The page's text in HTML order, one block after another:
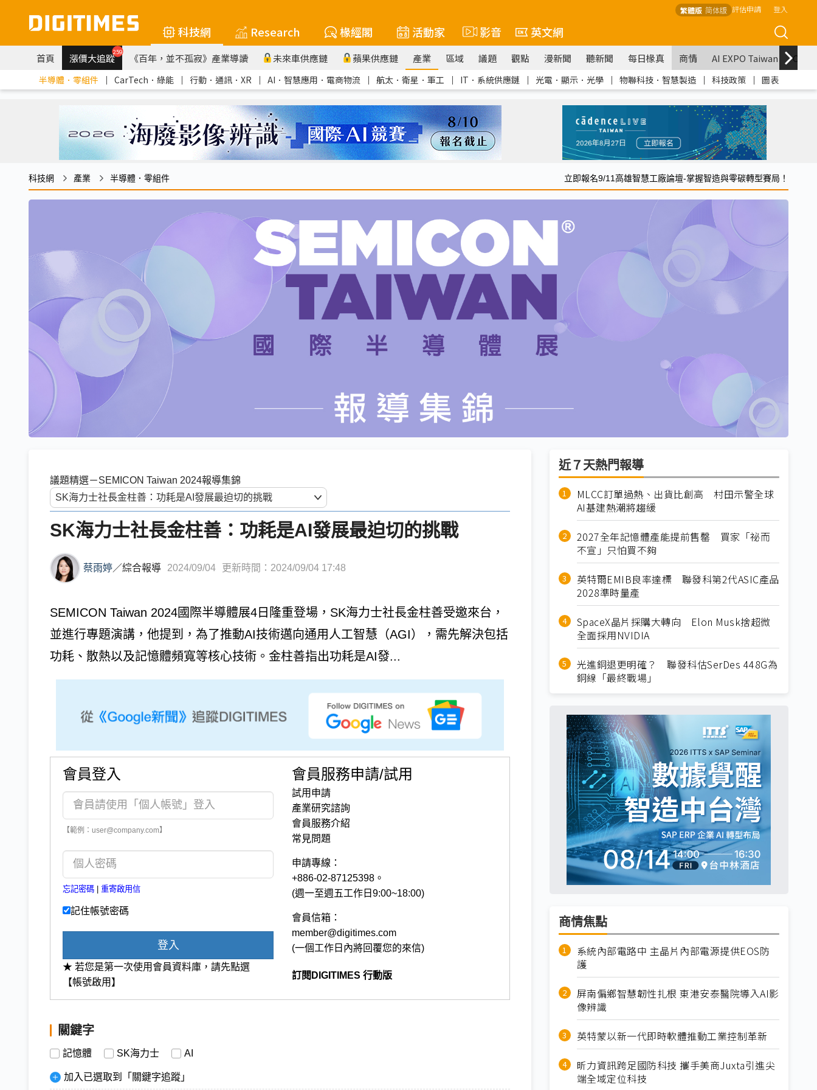
繁體版 简体版 評估申請 登入
科技網 Research 椽經閣 活動家 影音 英文網
首頁 漲價大追蹤259 《百年，並不孤寂》產業導讀 未來車供應鏈 蘋果供應鏈 產業 區域 議題 觀點 漫新聞 聽新聞 每日椽真 商情 AI EXPO Taiwan
半導體．零組件 ｜ CarTech．綠能 ｜ 行動．通訊．XR ｜ AI．智慧應用．電商物流 ｜ 航太．衛星．軍工 ｜ IT．系統供應鏈 ｜ 光電．顯示．光學 ｜ 物聯科技．智慧製造 ｜ 科技政策 ｜ 圖表
科技網 產業 半導體．零組件 立即報名9/11高雄智慧工廠論壇-掌握智造與零碳轉型賽局！
議題精選－SEMICON Taiwan 2024報導集錦
SK海力士社長金柱善：功耗是AI發展最迫切的挑戰
蔡雨婷／綜合報導 2024/09/04 更新時間：2024/09/04 17:48
SEMICON Taiwan 2024國際半導體展4日隆重登場，SK海力士社長金柱善受邀來台，
並進行專題演講，他提到，為了推動AI技術邁向通用人工智慧（AGI），需先解決包括
功耗、散熱以及記憶體頻寬等核心技術。金柱善指出功耗是AI發...
會員登入
【範例：user@company.com】
忘記密碼 | 重寄啟用信
記住帳號密碼
登入
★ 若您是第一次使用會員資料庫，請先點選
【帳號啟用】
會員服務申請/試用
試用申請
產業研究諮詢
會員服務介紹
常見問題
申請專線：
+886-02-87125398。
(週一至週五工作日9:00~18:00)
會員信箱：
member@digitimes.com
(一個工作日內將回覆您的來信)
訂閱DIGITIMES 行動版
關鍵字
記憶體 SK海力士 AI
加入已選取到「關鍵字追蹤」
近７天熱門報導
MLCC訂單過熱、出貨比創高 村田示警全球
AI基建熱潮將趨緩
2027全年記憶體產能提前售罄 買家「祕而
不宣」只怕買不夠
英特爾EMIB良率達標 聯發科第2代ASIC產品
2028準時量產
SpaceX晶片採購大轉向 Elon Musk捨超微
全面採用NVIDIA
光進銅退更明確？ 聯發科估SerDes 448G為
銅線「最終戰場」
商情焦點
系統內部電路中 主晶片內部電源提供EOS防
護
屏南偏鄉智慧韌性扎根 東港安泰醫院導入AI影
像辨識
英特蒙以新一代即時軟體推動工業控制革新
昕力資訊跨足國防科技 攜手美商Juxta引進尖
端全域定位科技